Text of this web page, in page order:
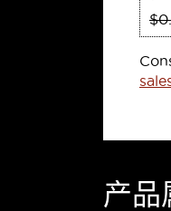
产品